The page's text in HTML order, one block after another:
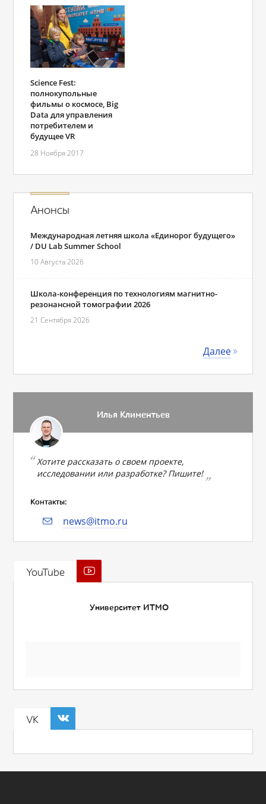
Science Fest:
полнокупольные
фильмы о космосе, Big
Data для управления
потребителем и
будущее VR
28 Ноября 2017
Анонсы
Международная летняя школа «Единорог будущего»
/ DU Lab Summer School
10 Августа 2026
Школа-конференция по технологиям магнитно-
резонансной томографии 2026
21 Сентября 2026
Далее
Илья Климентьев
Хотите рассказать о своем проекте,
исследовании или разработке? Пишите!
Контакты:
news@itmo.ru
YouTube
Университет ИТМО
VK